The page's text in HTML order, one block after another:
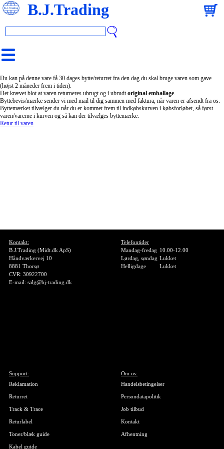
B.J.Trading
Du kan på denne vare få 30 dages bytte/returret fra den dag du skal bruge varen som gave
(højst 2 måneder frem i tiden).
Det krævet blot at varen returneres ubrugt og i ubrudtoriginal emballage.
Byttebevis/mærke sender vi med mail til dig sammen med faktura, når varen er afsendt fra os.
Byttemærket tilvælger du når du er kommet frem til indkøbskurven i købsforløbet, så først
varen/varerne i kurven og så kan der tilvælges byttemærke.
Retur til varen
Kontakt:
B.J.Trading (Midt.dk ApS)
Håndværkervej 10
8881 Thorsø
CVR: 30922700
E-mail: salg@bj-trading.dk
Telefontider
Mandag-fredag 10.00-12.00
Lørdag, søndag Lukket
Helligdage
Lukket
Support:
Reklamation
Returret
Track & Trace
Returlabel
Toner/blæk guide
Kabel guide
Om os:
Handelsbetingelser
Persondatapolitik
Job tilbud
Kontakt
Afhentning